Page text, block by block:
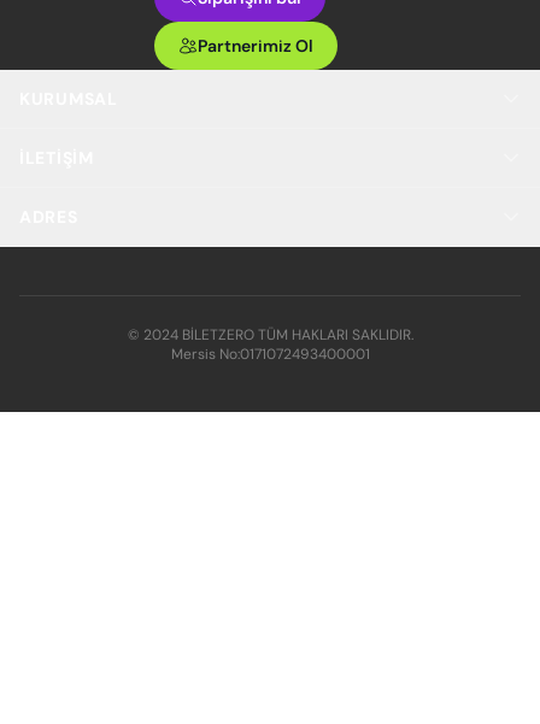
Partnerimiz Ol
© 2024 BİLETZERO TÜM HAKLARI SAKLIDIR.
Mersis No:0171072493400001